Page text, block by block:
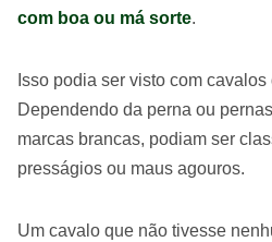
com boa ou má sorte.
Isso podia ser visto com
Dependendo da perna ou
marcas brancas, podiam ser
presságios ou maus agouros.
Um cavalo que não tivesse